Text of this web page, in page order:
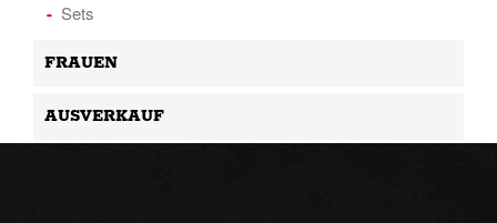
Sets
FRAUEN
AUSVERKAUF